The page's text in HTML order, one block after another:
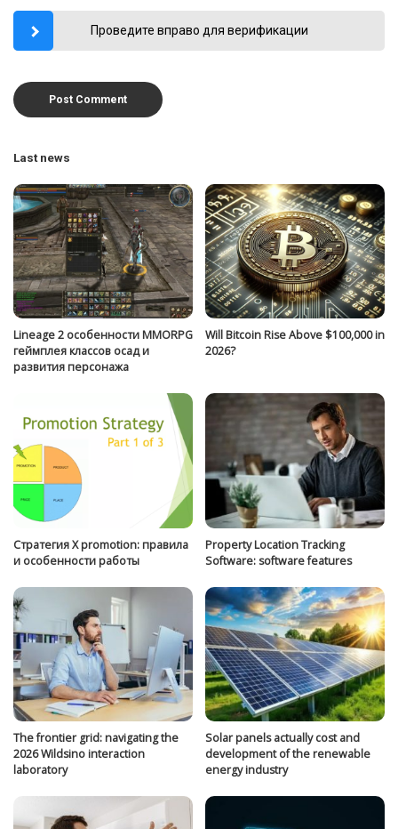
Проведите вправо для верификации
Last news
Lineage 2 особенности MMORPG
геймплея классов осад и
развития персонажа
Will Bitcoin Rise Above $100,000 in
2026?
Стратегия Х promotion: правила
и особенности работы
Property Location Tracking
Software: software features
The frontier grid: navigating the
2026 Wildsino interaction
laboratory
Solar panels actually cost and
development of the renewable
energy industry